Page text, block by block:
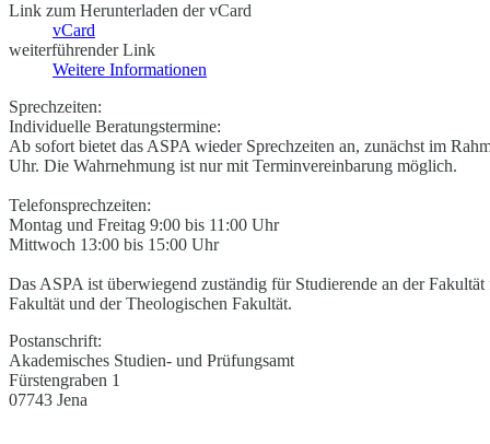
Link zum Herunterladen der vCard
vCard
weiterführender Link
Weitere Informationen
Sprechzeiten:
Individuelle Beratungstermine:
Ab sofort bietet das ASPA wieder Sprechzeiten an, zunächst im
Uhr. Die Wahrnehmung ist nur mit Terminvereinbarung möglich.
Telefonsprechzeiten:
Montag und Freitag 9:00 bis 11:00 Uhr
Mittwoch 13:00 bis 15:00 Uhr
Das ASPA ist überwiegend zuständig für Studierende an der
Fakultät und der Theologischen Fakultät.
Postanschrift:
Akademisches Studien- und Prüfungsamt
Fürstengraben 1
07743 Jena